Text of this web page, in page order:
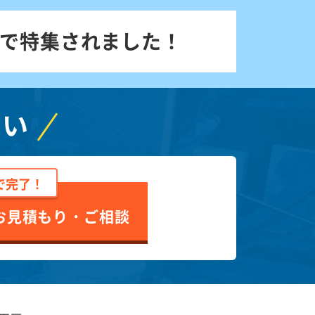
特集されました！
完了！
見積もり・ご相談